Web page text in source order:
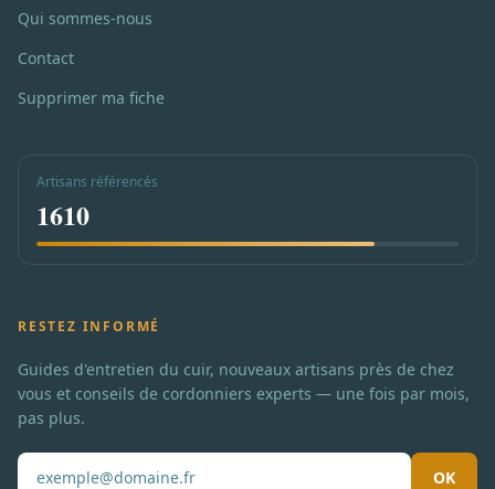
Qui sommes-nous
Contact
Supprimer ma fiche
Artisans référencés
1610
RESTEZ INFORMÉ
Guides d'entretien du cuir, nouveaux artisans près de chez
vous et conseils de cordonniers experts — une fois par mois,
pas plus.
OK